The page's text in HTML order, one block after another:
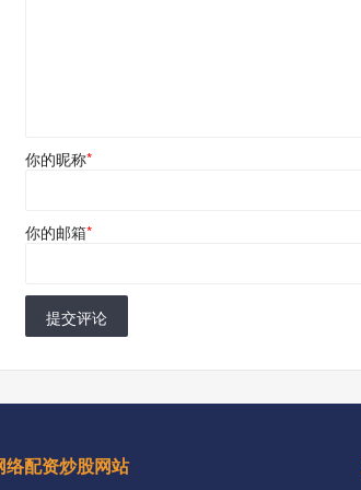
你的昵称*
你的邮箱*
提交评论
络配资炒股网站